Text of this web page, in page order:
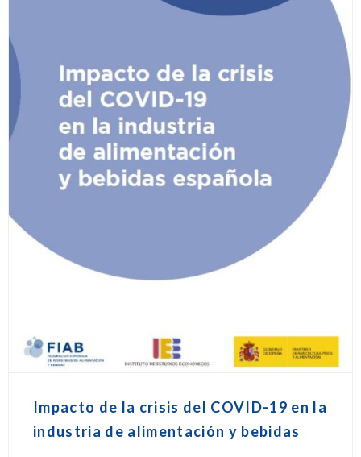
Impacto de la crisis del COVID-19 en la
industria de alimentación y bebidas